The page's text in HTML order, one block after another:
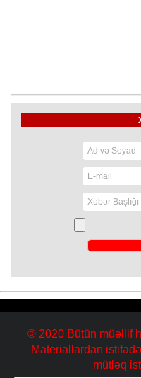
© 2020 Bütün müəllif
Materiallardan
mütləq